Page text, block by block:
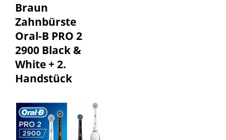
Braun
Zahnbürste
Oral-B PRO 2
2900 Black &
White + 2.
Handstück